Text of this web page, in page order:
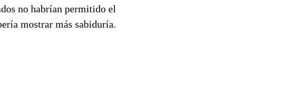
no habrían permitido el
mostrar más sabiduría.